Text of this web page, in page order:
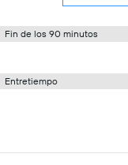
Fin de los 90 minutos
Entretiempo